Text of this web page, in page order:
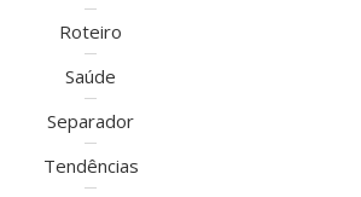
Roteiro
Saúde
Separador
Tendências